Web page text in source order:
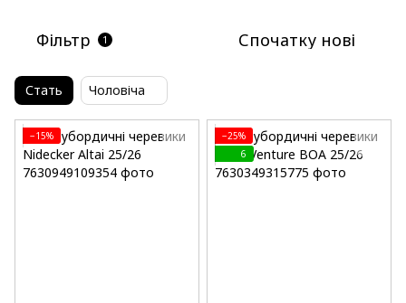
Фільтр 1 Спочатку нові
Стать Чоловіча
−15%
−25%
6